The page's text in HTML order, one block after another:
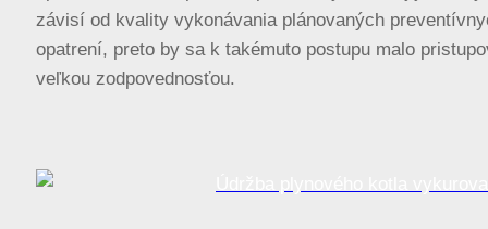
závisí od kvality vykonávania plánovaných
opatrení, preto by sa k takémuto postupu malo
veľkou zodpovednosťou.